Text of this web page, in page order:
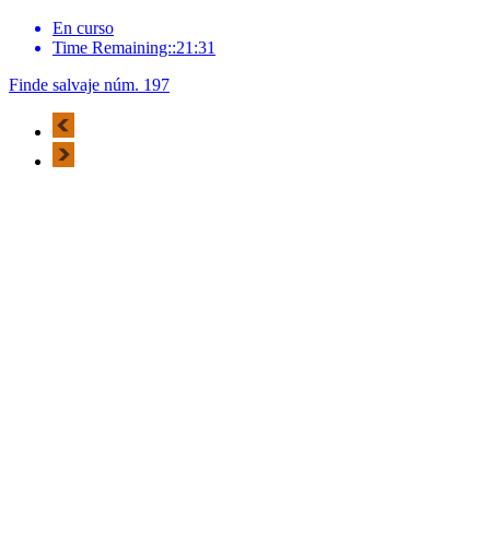
En curso
Time Remaining::21:31
Finde salvaje núm. 197